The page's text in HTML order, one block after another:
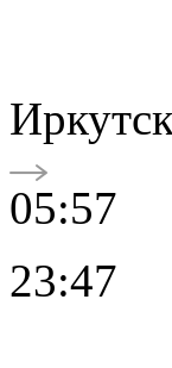
05:57
23:47